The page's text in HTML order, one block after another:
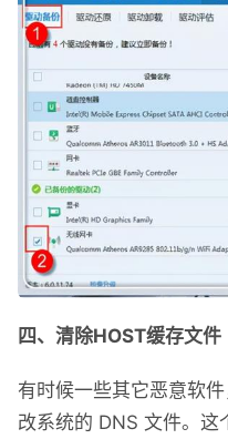
四、清除HOST缓存文件
有时候一些其它恶意软
改系统的 DNS 文件。这